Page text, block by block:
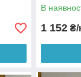
В
1 152 ₴/